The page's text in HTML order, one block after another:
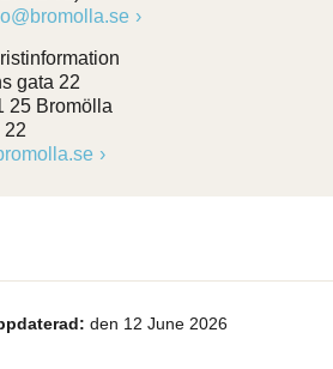
gata 22
25 Bromölla
22
den 12 June 2026